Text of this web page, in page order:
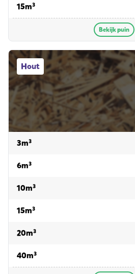
15m³voor puin
Bekijk puin
Hout
Hout afvalcontainers
3m³voor hout
6m³voor hout
10m³voor hout
15m³voor hout
20m³voor hout
40m³voor hout